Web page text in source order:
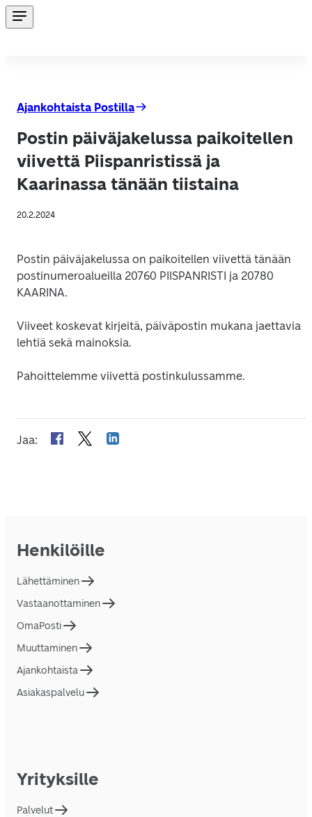
Ajankohtaista Postilla
Postin päiväjakelussa paikoitellen
viivettä Piispanristissä ja
Kaarinassa tänään tiistaina
20.2.2024
Postin päiväjakelussa on paikoitellen viivettä tänään
postinumeroalueilla 20760 PIISPANRISTI ja 20780
KAARINA.
Viiveet koskevat kirjeitä, päiväpostin mukana jaettavia
lehtiä sekä mainoksia.
Pahoittelemme viivettä postinkulussamme.
Jaa:
Henkilöille
Lähettäminen
Vastaanottaminen
OmaPosti
Muuttaminen
Ajankohtaista
Asiakaspalvelu
Yrityksille
Palvelut